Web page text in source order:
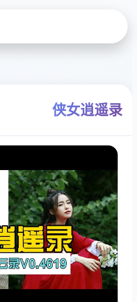
侠女逍遥录